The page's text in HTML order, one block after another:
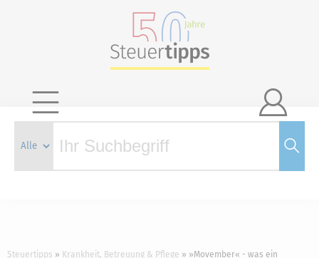

Steuertipps Krankheit, Betreuung & Pflege
»Movember« - was ein